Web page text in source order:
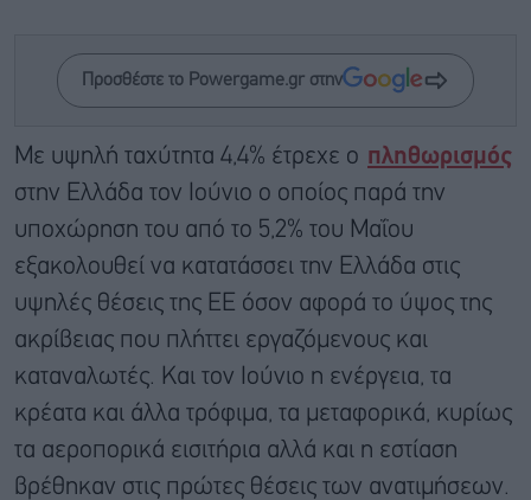
Προσθέστε το Powergame.gr στην
Με υψηλή ταχύτητα 4,4% έτρεχε ο πληθωρισμός
στην Ελλάδα τον Ιούνιο ο οποίος παρά την
υποχώρηση του από το 5,2% του Μαΐου
εξακολουθεί να κατατάσσει την Ελλάδα στις
υψηλές θέσεις της ΕΕ όσον αφορά το ύψος της
ακρίβειας που πλήττει εργαζόμενους και
καταναλωτές. Και τον Ιούνιο η ενέργεια, τα
κρέατα και άλλα τρόφιμα, τα μεταφορικά, κυρίως
τα αεροπορικά εισιτήρια αλλά και η εστίαση
βρέθηκαν στις πρώτες θέσεις των ανατιμήσεων.